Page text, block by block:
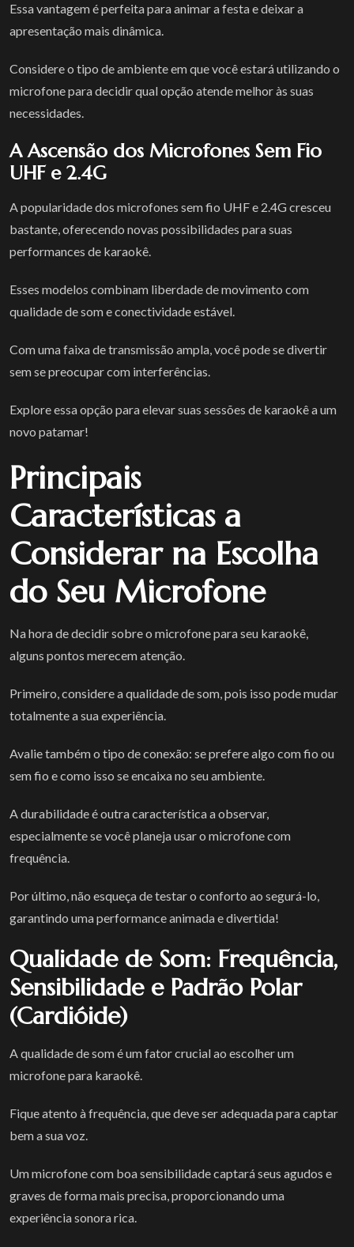
Essa vantagem é perfeita para animar a festa e deixar a
apresentação mais dinâmica.
Considere o tipo de ambiente em que você estará utilizando o
microfone para decidir qual opção atende melhor às suas
necessidades.
A Ascensão dos Microfones Sem Fio
UHF e 2.4G
A popularidade dos microfones sem fio UHF e 2.4G cresceu
bastante, oferecendo novas possibilidades para suas
performances de karaokê.
Esses modelos combinam liberdade de movimento com
qualidade de som e conectividade estável.
Com uma faixa de transmissão ampla, você pode se divertir
sem se preocupar com interferências.
Explore essa opção para elevar suas sessões de karaokê a um
novo patamar!
Principais
Características a
Considerar na Escolha
do Seu Microfone
Na hora de decidir sobre o microfone para seu karaokê,
alguns pontos merecem atenção.
Primeiro, considere a qualidade de som, pois isso pode mudar
totalmente a sua experiência.
Avalie também o tipo de conexão: se prefere algo com fio ou
sem fio e como isso se encaixa no seu ambiente.
A durabilidade é outra característica a observar,
especialmente se você planeja usar o microfone com
frequência.
Por último, não esqueça de testar o conforto ao segurá-lo,
garantindo uma performance animada e divertida!
Qualidade de Som: Frequência,
Sensibilidade e Padrão Polar
(Cardióide)
A qualidade de som é um fator crucial ao escolher um
microfone para karaokê.
Fique atento à frequência, que deve ser adequada para captar
bem a sua voz.
Um microfone com boa sensibilidade captará seus agudos e
graves de forma mais precisa, proporcionando uma
experiência sonora rica.